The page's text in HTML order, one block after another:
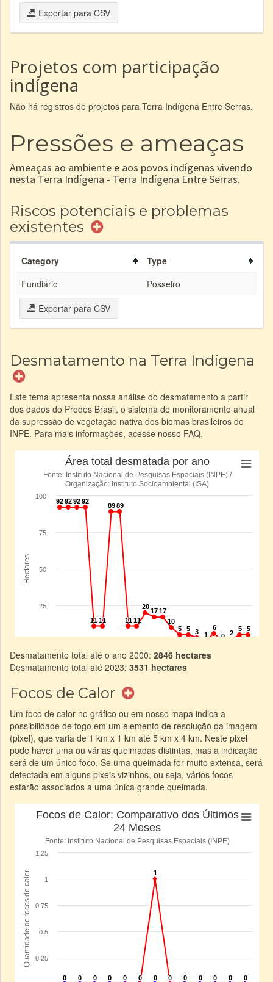
Exportar para CSV
Projetos com participação
indígena
Não há registros de projetos para Terra Indígena Entre Serras.
Pressões e ameaças
Ameaças ao ambiente e aos povos indígenas vivendo
nesta Terra Indígena - Terra Indígena Entre Serras.
Riscos potenciais e problemas
existentes
Category
Type
Fundiário
Posseiro
Exportar para CSV
Desmatamento na Terra Indígena
Este tema apresenta nossa análise do desmatamento a partir
dos dados do Prodes Brasil, o sistema de monitoramento anual
da supressão de vegetação nativa dos biomas brasileiros do
INPE. Para mais informações, acesse nosso FAQ.
Desmatamento total até o ano 2000: 2846 hectares
Desmatamento total até 2023: 3531 hectares
Focos de Calor
Um foco de calor no gráfico ou em nosso mapa indica a
possibilidade de fogo em um elemento de resolução da imagem
(pixel), que varia de 1 km x 1 km até 5 km x 4 km. Neste pixel
pode haver uma ou várias queimadas distintas, mas a indicação
será de um único foco. Se uma queimada for muito extensa, será
detectada em alguns pixeis vizinhos, ou seja, vários focos
estarão associados a uma única grande queimada.